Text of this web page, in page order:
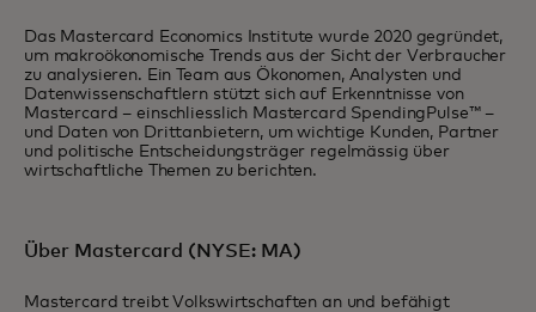
Das Mastercard Economics Institute wurde 2020 gegründet,
um makroökonomische Trends aus der Sicht der Verbraucher
zu analysieren. Ein Team aus Ökonomen, Analysten und
Datenwissenschaftlern stützt sich auf Erkenntnisse von
Mastercard – einschliesslich Mastercard SpendingPulse™ –
und Daten von Drittanbietern, um wichtige Kunden, Partner
und politische Entscheidungsträger regelmässig über
wirtschaftliche Themen zu berichten.
Über Mastercard (NYSE: MA)
Mastercard treibt Volkswirtschaften an und befähigt